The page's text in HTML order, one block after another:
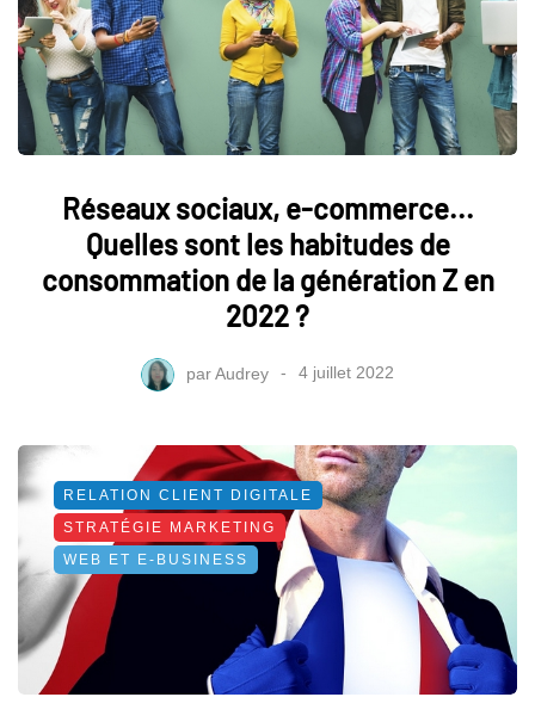
Réseaux sociaux, e-commerce...
Quelles sont les habitudes de
consommation de la génération Z en
2022 ?
parAudrey 4 juillet 2022
RELATION CLIENT DIGITALE
STRATÉGIE MARKETING
WEB ET E-BUSINESS